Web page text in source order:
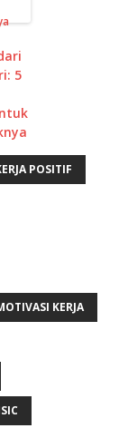
5
POSITIF
KERJA